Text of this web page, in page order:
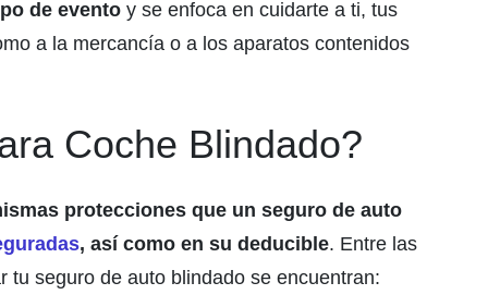
de evento y se enfoca en cuidarte a ti, tus
a la mercancía o a los aparatos contenidos
Coche Blindado?
protecciones que un seguro de auto
, así como en su deducible. Entre las
seguro de auto blindado se encuentran: